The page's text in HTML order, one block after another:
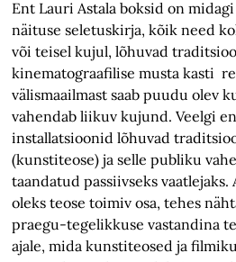
Ent Lauri Astala boksid on
näituse seletuskirja, kõik need
või teisel kujul, lõhuvad
kinematograafilise musta kasti
välismaailmast saab puudu olev
vahendab liikuv kujund. Veelgi
installatsioonid lõhuvad
(kunstiteose) ja selle publiku
taandatud passiivseks vaatlejaks.
oleks teose toimiv osa, tehes
praegu-tegelikkuse vastandina
ajale, mida kunstiteosed ja